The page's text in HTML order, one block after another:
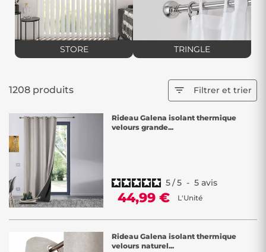
STORE TRINGLE
1208 produits  Filtrer et trier
Rideau Galena isolant thermique
velours grande...
5/5 - 5 avis
44,99 € L'Unité
Rideau Galena isolant thermique
velours naturel...